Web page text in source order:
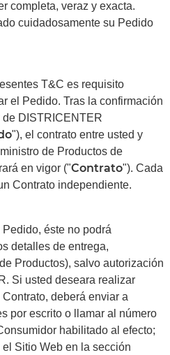
completa, veraz y exacta.
cuidadosamente su Pedido
T&C es requisito
el Pedido. Tras la confirmación
DISTRICENTER
"), el contrato entre usted y
de Productos de
en vigor ("Contrato"). Cada
Contrato independiente.
éste no podrá
detalles de entrega,
Productos), salvo autorización
Si usted deseara realizar
deberá enviar a
por escrito o llamar al número
habilitado al efecto;
Sitio Web en la sección